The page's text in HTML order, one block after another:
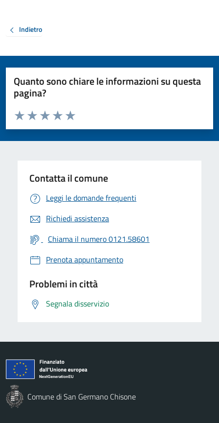
Indietro
Quanto sono chiare le informazioni su questa
pagina?
Valuta da 1 a 5 stelle la pagina
Valuta 5 stelle su 5
Valuta 4 stelle su 5
Valuta 3 stelle su 5
Valuta 2 stelle su 5
Valuta 1 stelle su 5
Contatta il comune
Leggi le domande frequenti
Richiedi assistenza
Chiama il numero 0121.58601
Prenota appuntamento
Problemi in città
Segnala disservizio
Comune di San Germano Chisone